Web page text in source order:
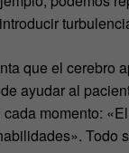
que el cerebro
ayudar al
momento:
Todo